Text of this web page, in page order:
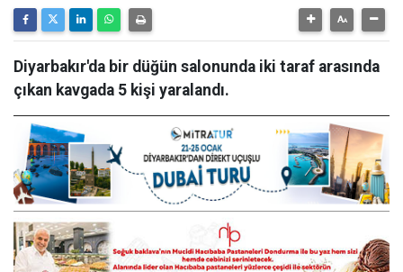
Diyarbakır'da bir düğün salonunda iki taraf arasında
çıkan kavgada 5 kişi yaralandı.